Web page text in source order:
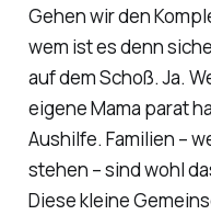
Gehen wir den
wem ist es denn
auf dem Schoß. Ja.
eigene Mama parat
Aushilfe. Familien –
stehen – sind wohl
Diese kleine